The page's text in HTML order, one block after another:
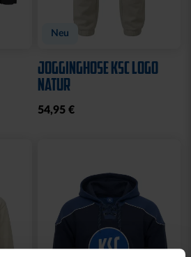
Neu
JOGGINGHOSE KSC LOGO
NATUR
54,95 €